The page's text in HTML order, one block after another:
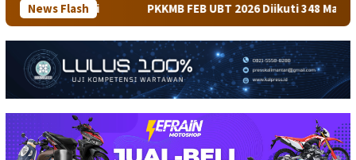
News Flash
PKKMB FEB UBT 2026 Diikuti 348 Mahasiswa,